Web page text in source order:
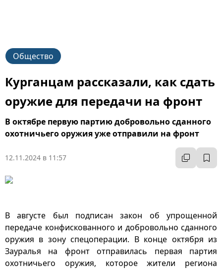
Общество
Курганцам рассказали, как сдать
оружие для передачи на фронт
В октябре первую партию добровольно сданного
охотничьего оружия уже отправили на фронт
12.11.2024 в 11:57
В августе был подписан закон об упрощенной
передаче конфискованного и добровольно сданного
оружия в зону спецоперации. В конце октября из
Зауралья на фронт отправилась первая партия
охотничьего оружия, которое жители региона